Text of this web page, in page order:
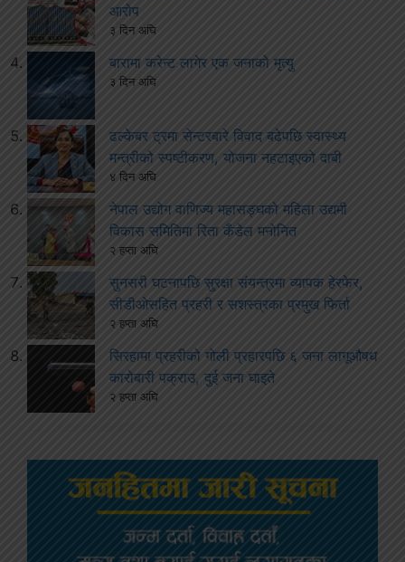
आरोप
३ दिन अघि
बारामा करेन्ट लागेर एक जनाको मृत्यु
३ दिन अघि
ढल्केबर ट्रमा सेन्टरबारे विवाद बढेपछि स्वास्थ्य
मन्त्रीको स्पष्टीकरण, योजना नहटाइएको दाबी
४ दिन अघि
नेपाल उद्योग वाणिज्य महासङ्घको महिला उद्यमी
विकास समितिमा रिता कँडेल मनोनित
२ हप्ता अघि
सुनसरी घटनापछि सुरक्षा संयन्त्रमा व्यापक हेरफेर,
सीडीओसहित प्रहरी र सशस्त्रका प्रमुख फिर्ता
२ हप्ता अघि
सिरहामा प्रहरीको गोली प्रहारपछि ६ जना लागूऔषध
कारोबारी पक्राउ, दुई जना घाइते
२ हप्ता अघि